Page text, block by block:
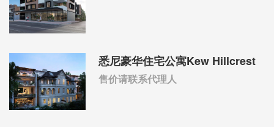
悉尼豪华住宅公寓Kew Hillcrest
售价请联系代理人